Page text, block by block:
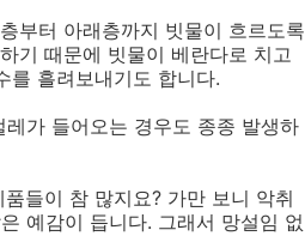
부터 아래층까지 빗물이 흐르도록
기 때문에 빗물이 베란다로 치고
를 흘려보내기도 합니다.
가 들어오는 경우도 종종 발생하
들이 참 많지요? 가만 보니 악취
예감이 듭니다. 그래서 망설임 없